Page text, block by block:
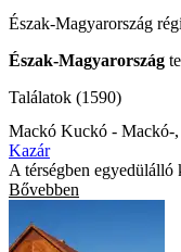
Észak-Magyarország
Észak-Magyarország
Találatok (1590)
Mackó Kuckó - Mackó-,
Kazár
A térségben
Bővebben